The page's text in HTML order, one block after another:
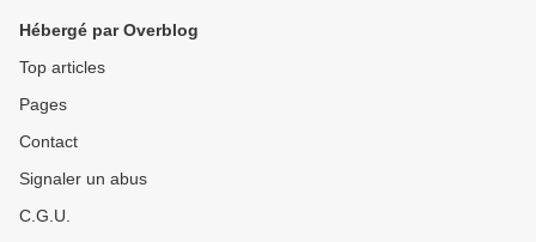
Hébergé par Overblog
Top articles
Pages
Contact
Signaler un abus
C.G.U.